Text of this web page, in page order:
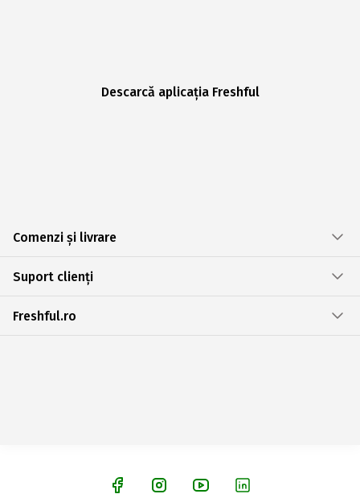
Descarcă aplicația Freshful
Comenzi și livrare
Suport clienți
Freshful.ro